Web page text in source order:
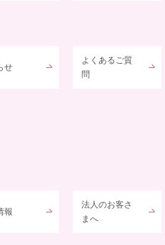
せ
よくあるご質
問
報
法人のお客さ
まへ